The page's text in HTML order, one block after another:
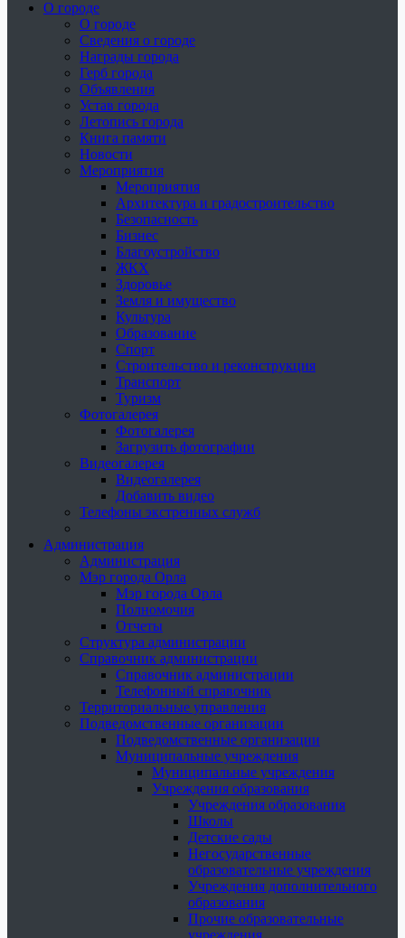
О городе
О городе
Сведения о городе
Награды города
Герб города
Объявления
Устав города
Летопись города
Книга памяти
Новости
Мероприятия
Мероприятия
Архитектура и градостроительство
Безопасность
Бизнес
Благоустройство
ЖКХ
Здоровье
Земля и имущество
Культура
Образование
Спорт
Строительство и реконструкция
Транспорт
Туризм
Фотогалерея
Фотогалерея
Загрузить фотографии
Видеогалерея
Видеогалерея
Добавить видео
Телефоны экстренных служб
Администрация
Администрация
Мэр города Орла
Мэр города Орла
Полномочия
Отчеты
Структура администрации
Справочник администрации
Справочник администрации
Телефонный справочник
Территориальные управления
Подведомственные организации
Подведомственные организации
Муниципальные учреждения
Муниципальные учреждения
Учреждения образования
Учреждения образования
Школы
Детские сады
Негосударственные
образовательные учреждения
Учреждения дополнительного
образования
Прочие образовательные
учреждения